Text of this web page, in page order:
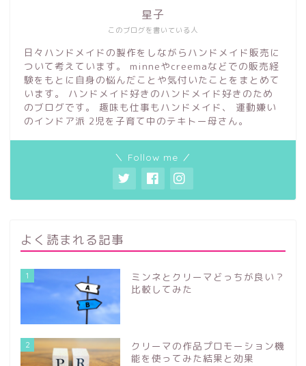
このブログを書いている人
星子
日々ハンドメイドの製作をしながらハンドメイド販売に
ついて考えています。 minneやcreemaなどでの販売経
験をもとに自身の悩んだことや気付いたことをまとめて
います。 ハンドメイド好きのハンドメイド好きのため
のブログです。 趣味も仕事もハンドメイド、 運動嫌い
のインドア派 2児を子育て中のテキトー母さん。
＼ Follow me ／
よく読まれる記事
1
ミンネとクリーマどっちが良い？
比較してみた
2
クリーマの作品プロモーション機
能を使ってみた結果と効果